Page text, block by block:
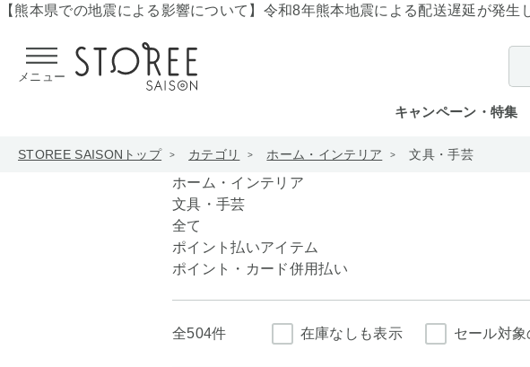
【熊本県での地震による影響について】 令和8年熊本地震による配送遅延が発生
メニュー
キャンペーン・特集
STOREE SAISONトップ カテゴリ ホーム・インテリア 文具・手芸
ホーム・インテリア
文具・手芸
全て
ポイント払いアイテム
ポイント・カード併用払い
全504件 在庫なしも表示 セール対象